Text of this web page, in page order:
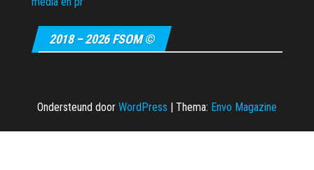
2018 – 2026 FSOM ©
Ondersteund door WordPress | Thema: Envo Magazine